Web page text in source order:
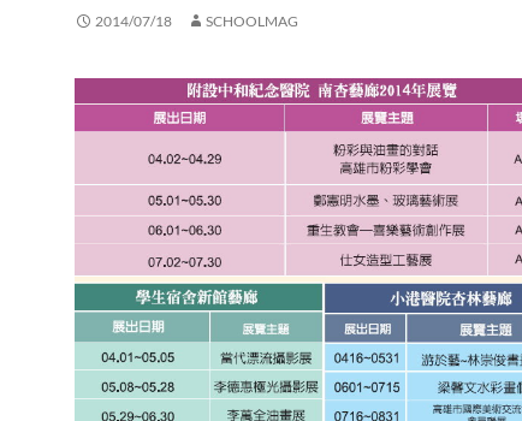
2014/07/18 SCHOOLMAG